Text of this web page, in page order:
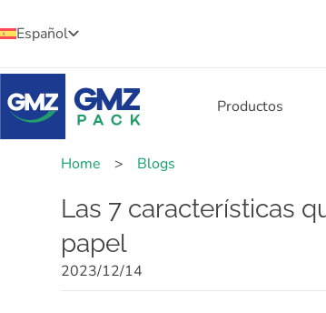
Español
Productos
Home > Blogs
Las 7 características
papel
2023/12/14